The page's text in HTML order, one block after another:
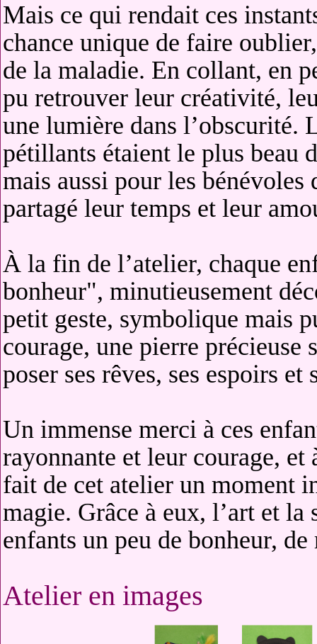
Mais ce qui rendait ces
chance unique de faire
de la maladie. En collant, en
pu retrouver leur créativité,
une lumière dans l’obscurité.
pétillants étaient le plus beau
mais aussi pour les
partagé leur temps et leur
À la fin de l’atelier, chaque
bonheur", minutieusement
petit geste, symbolique mais
courage, une pierre
poser ses rêves, ses espoirs et
Un immense merci à ces
rayonnante et leur courage,
fait de cet atelier un moment
magie. Grâce à eux, l’art et
enfants un peu de bonheur,
Atelier en images